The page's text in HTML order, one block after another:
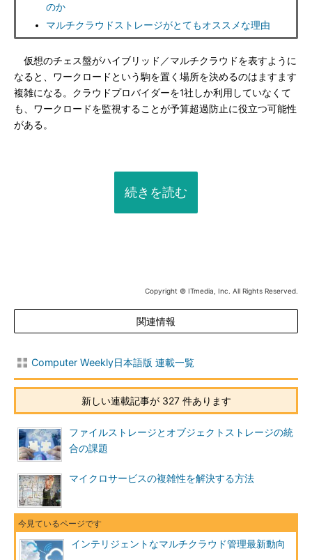
のか
マルチクラウドストレージがとてもオススメな理由
仮想のチェス盤がハイブリッド／マルチクラウドを表すように
なると、ワークロードという駒を置く場所を決めるのはますます
複雑になる。クラウドプロバイダーを1社しか利用していなくて
も、ワークロードを監視することが予算超過防止に役立つ可能性
がある。
続きを読む
Copyright © ITmedia, Inc. All Rights Reserved.
関連情報
Computer Weekly日本語版 連載一覧
新しい連載記事が 327 件あります
ファイルストレージとオブジェクトストレージの統
合の課題
マイクロサービスの複雑性を解決する方法
インテリジェントなマルチクラウド管理最新動向